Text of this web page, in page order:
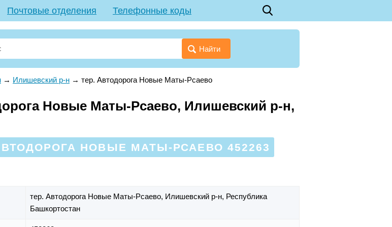
Почтовые отделения Телефонные коды
Найти
→ Илишевский р-н → тер. Автодорога Новые Маты-Рсаево
Новые Маты-Рсаево, Илишевский р-н,
НОВЫЕ МАТЫ-РСАЕВО 452263
тер. Автодорога Новые Маты-Рсаево, Илишевский р-н, Республика
Башкортостан